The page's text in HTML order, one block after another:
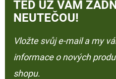
TEĎ UŽ VÁM
NEUTEČOU!
Vložte svůj e-mail a my
informace o nových
shopu.